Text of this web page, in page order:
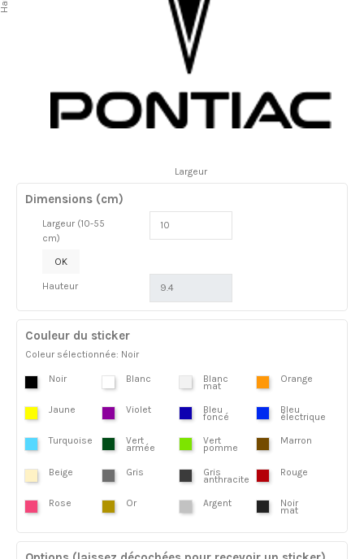
Largeur
Dimensions (cm)
Largeur (10-55
cm)
OK
Hauteur
Couleur du sticker
Coleur sélectionnée: Noir
Noir Blanc Blanc
mat
Orange
Jaune Violet Bleu
foncé
Bleu
électrique
Turquoise Vert
armée
Vert
pomme
Marron
Beige Gris Gris
anthracite
Rouge
Rose Or Argent Noir
mat